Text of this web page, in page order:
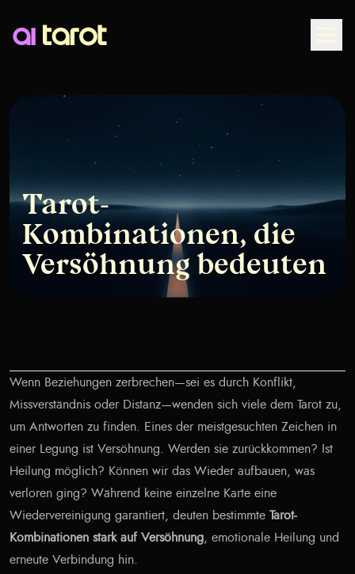
Tarot-
Kombinationen, die
Versöhnung bedeuten
Wenn Beziehungen zerbrechen—sei es durch Konflikt,
Missverständnis oder Distanz—wenden sich viele dem Tarot zu,
um Antworten zu finden. Eines der meistgesuchten Zeichen in
einer Legung ist Versöhnung. Werden sie zurückkommen? Ist
Heilung möglich? Können wir das Wieder aufbauen, was
verloren ging? Während keine einzelne Karte eine
Wiedervereinigung garantiert, deuten bestimmte Tarot-
Kombinationen stark auf Versöhnung, emotionale Heilung und
erneute Verbindung hin.